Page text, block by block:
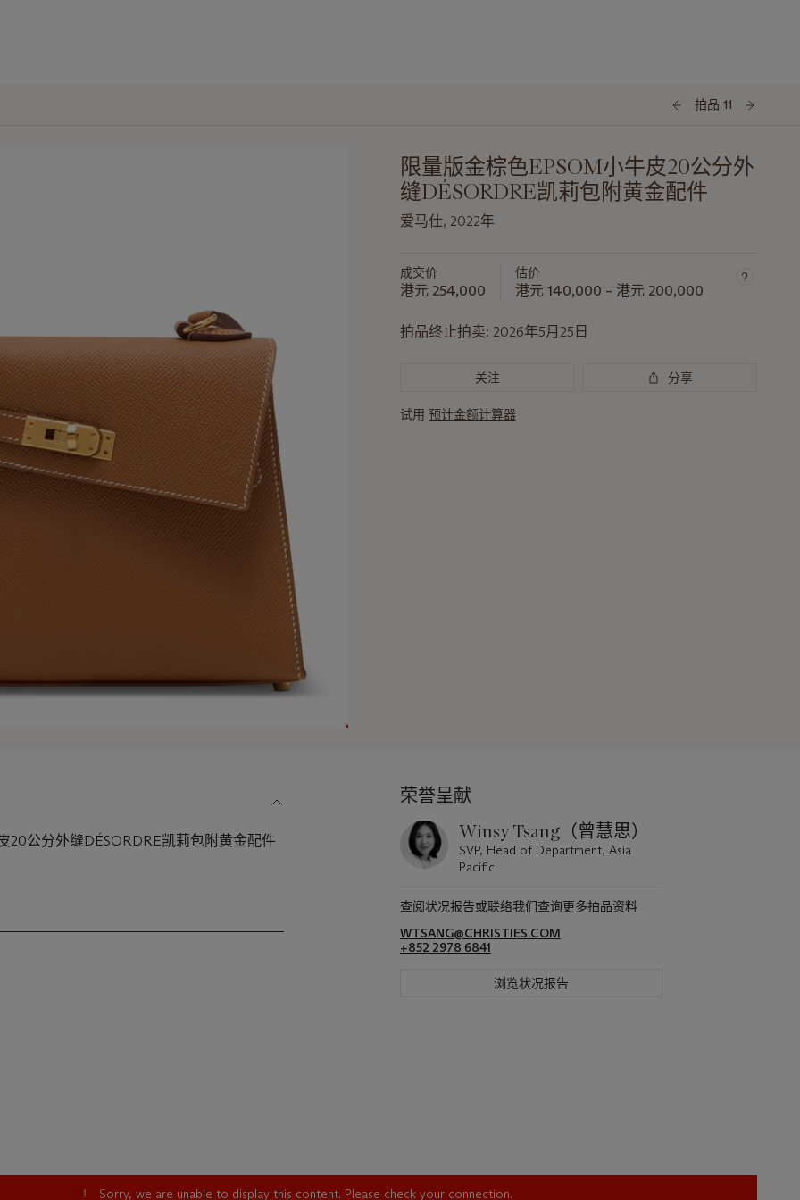
拍品 11
限量版金棕色EPSOM小牛皮20公分外
缝DÉSORDRE凯莉包附黄金配件
爱马仕, 2022年
成交价
港元 254,000
估价
港元 140,000 – 港元 200,000
拍品终止拍卖: 2026年5月25日
关注 分享
试用 预计金额计算器
20公分外缝DÉSORDRE凯莉包附黄金配件
荣誉呈献
Winsy Tsang（曾慧思）
SVP, Head of Department, Asia
Pacific
查阅状况报告或联络我们查询更多拍品资料
WTSANG@CHRISTIES.COM
+852 2978 6841
浏览状况报告
Sorry, we are unable to display this content. Please check your connection.